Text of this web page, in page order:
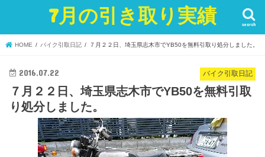
7月の引き取り実績 search
HOME バイク引取日記 ７月２２日、埼玉県志木市でYB50を無料引取り処分しました。
バイク引取日記
2016.07.22
７月２２日、埼玉県志木市でYB50を無料引取
り処分しました。